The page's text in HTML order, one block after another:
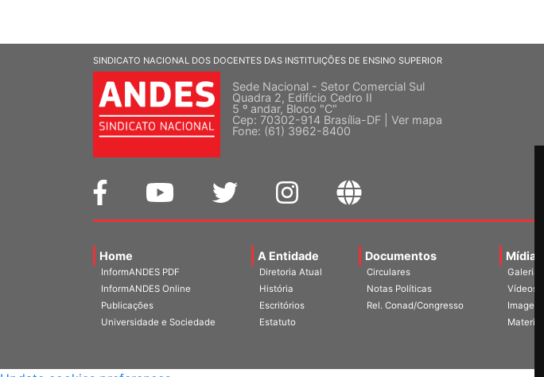
SINDICATO NACIONAL DOS DOCENTES DAS INSTITUIÇÕES DE ENSINO SUPERIOR
Sede Nacional - Setor Comercial Sul
Quadra 2, Edifício Cedro II
5 º andar, Bloco "C"
Cep: 70302-914 Brasília-DF | Ver mapa
Fone: (61) 3962-8400
Home
InformANDES PDF
InformANDES Online
Publicações
Universidade e Sociedade
A Entidade
Diretoria Atual
História
Escritórios
Estatuto
Documentos
Circulares
Notas Políticas
Rel. Conad/Congresso
Mídias
Galerias
Vídeos
Imagens
Materiais